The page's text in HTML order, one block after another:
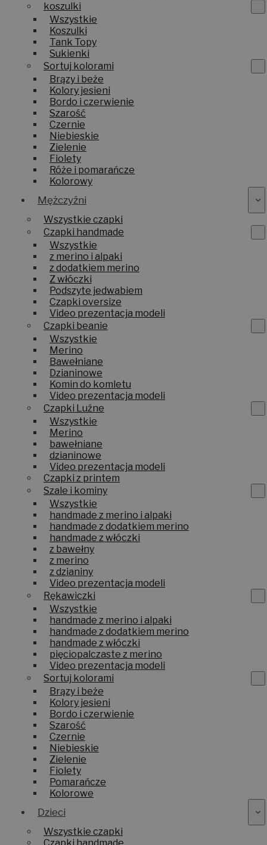
koszulki
Wszystkie
Koszulki
Tank Topy
Sukienki
Sortuj kolorami
Brązy i beże
Kolory jesieni
Bordo i czerwienie
Szarość
Czernie
Niebieskie
Zielenie
Fiolety
Róże i pomarańcze
Kolorowy
Mężczyźni
Wszystkie czapki
Czapki handmade
Wszystkie
z merino i alpaki
z dodatkiem merino
Z włóczki
Podszyte jedwabiem
Czapki oversize
Video prezentacja modeli
Czapki beanie
Wszystkie
Merino
Bawełniane
Dzianinowe
Komin do komletu
Video prezentacja modeli
Czapki Luźne
Wszystkie
Merino
bawełniane
dzianinowe
Video prezentacja modeli
Czapki z printem
Szale i kominy
Wszystkie
handmade z merino i alpaki
handmade z dodatkiem merino
handmade z włóczki
z bawełny
z merino
z dzianiny
Video prezentacja modeli
Rękawiczki
Wszystkie
handmade z merino i alpaki
handmade z dodatkiem merino
handmade z włóczki
pięciopalczaste z merino
Video prezentacja modeli
Sortuj kolorami
Brązy i beże
Kolory jesieni
Bordo i czerwienie
Szarość
Czernie
Niebieskie
Zielenie
Fiolety
Pomarańcze
Kolorowe
Dzieci
Wszystkie czapki